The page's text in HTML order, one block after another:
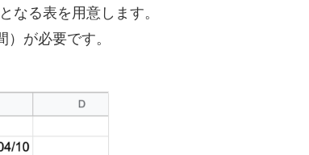
なる表を用意します。
）が必要です。